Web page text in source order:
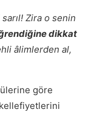
Zira o senin
dikkat
âlimlerden al,
göre